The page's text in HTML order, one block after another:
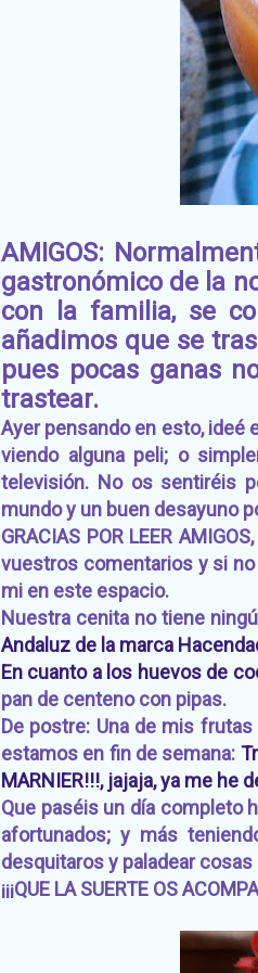
AMIGOS:
gastronómico de la
con la familia, se
añadimos que se
pues pocas ganas
trastear.
Ayer pensando en esto, ideé
viendo alguna peli; o
televisión. No os sentiréis
mundo y un buen desayuno
GRACIAS POR LEER
vuestros comentarios y si
mi en este espacio.
Nuestra cenita no tiene
Andaluz de la marca
En cuanto a los huevos de
pan de centeno con pipas.
De postre: Una de mis
estamos en fin de semana:
MARNIER!!!, jajaja, ya me he
Que paséis un día completo
afortunados; y más
desquitaros y paladear
¡¡¡QUE LA SUERTE OS